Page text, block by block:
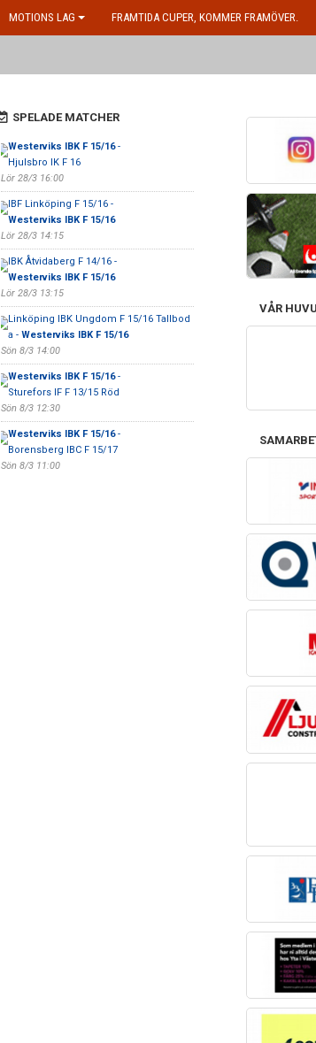
MOTIONS LAG FRAMTIDA CUPER, KOMMER FRAMÖVER.
SPELADE MATCHER
Westerviks IBK F 15/16-
Hjulsbro IK F 16
Lör 28/3 16:00
IBF Linköping F 15/16 -
Westerviks IBK F 15/16
Lör 28/3 14:15
IBK Åtvidaberg F 14/16 -
Westerviks IBK F 15/16
Lör 28/3 13:15
Linköping IBK Ungdom F 15/16 Tallbod
a - Westerviks IBK F 15/16
Sön 8/3 14:00
Westerviks IBK F 15/16-
Sturefors IF F 13/15 Röd
Sön 8/3 12:30
Westerviks IBK F 15/16-
Borensberg IBC F 15/17
Sön 8/3 11:00
VÅR